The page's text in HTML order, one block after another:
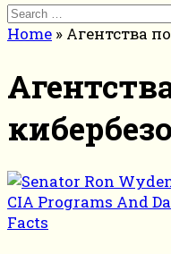
Search
for:
Home » Агентства
Facts